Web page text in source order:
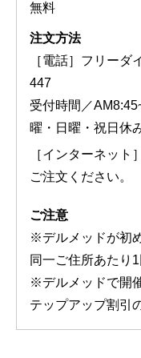
無料
注文方法
［電話］フリーダ
447
受付時間／
曜・日曜・祝日休
［インターネット
ご注文ください。
ご注意
※デルメッドが初
同一ご住所あたり1
※デルメッドで開
テップアップ割引